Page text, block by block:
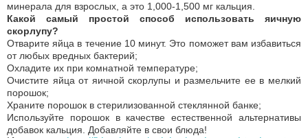
минерала для взрослых, а это 1,000-1,500 мг кальция.
Какой самый простой способ использовать яичную
скорлупу?
Отварите яйца в течение 10 минут. Это поможет вам избавиться
от любых вредных бактерий;
Охладите их при комнатной температуре;
Очистите яйца от яичной скорлупы и размельчите ее в мелкий
порошок;
Храните порошок в стерилизованной стеклянной банке;
Используйте порошок в качестве естественной альтернативы
добавок кальция. Добавляйте в свои блюда!